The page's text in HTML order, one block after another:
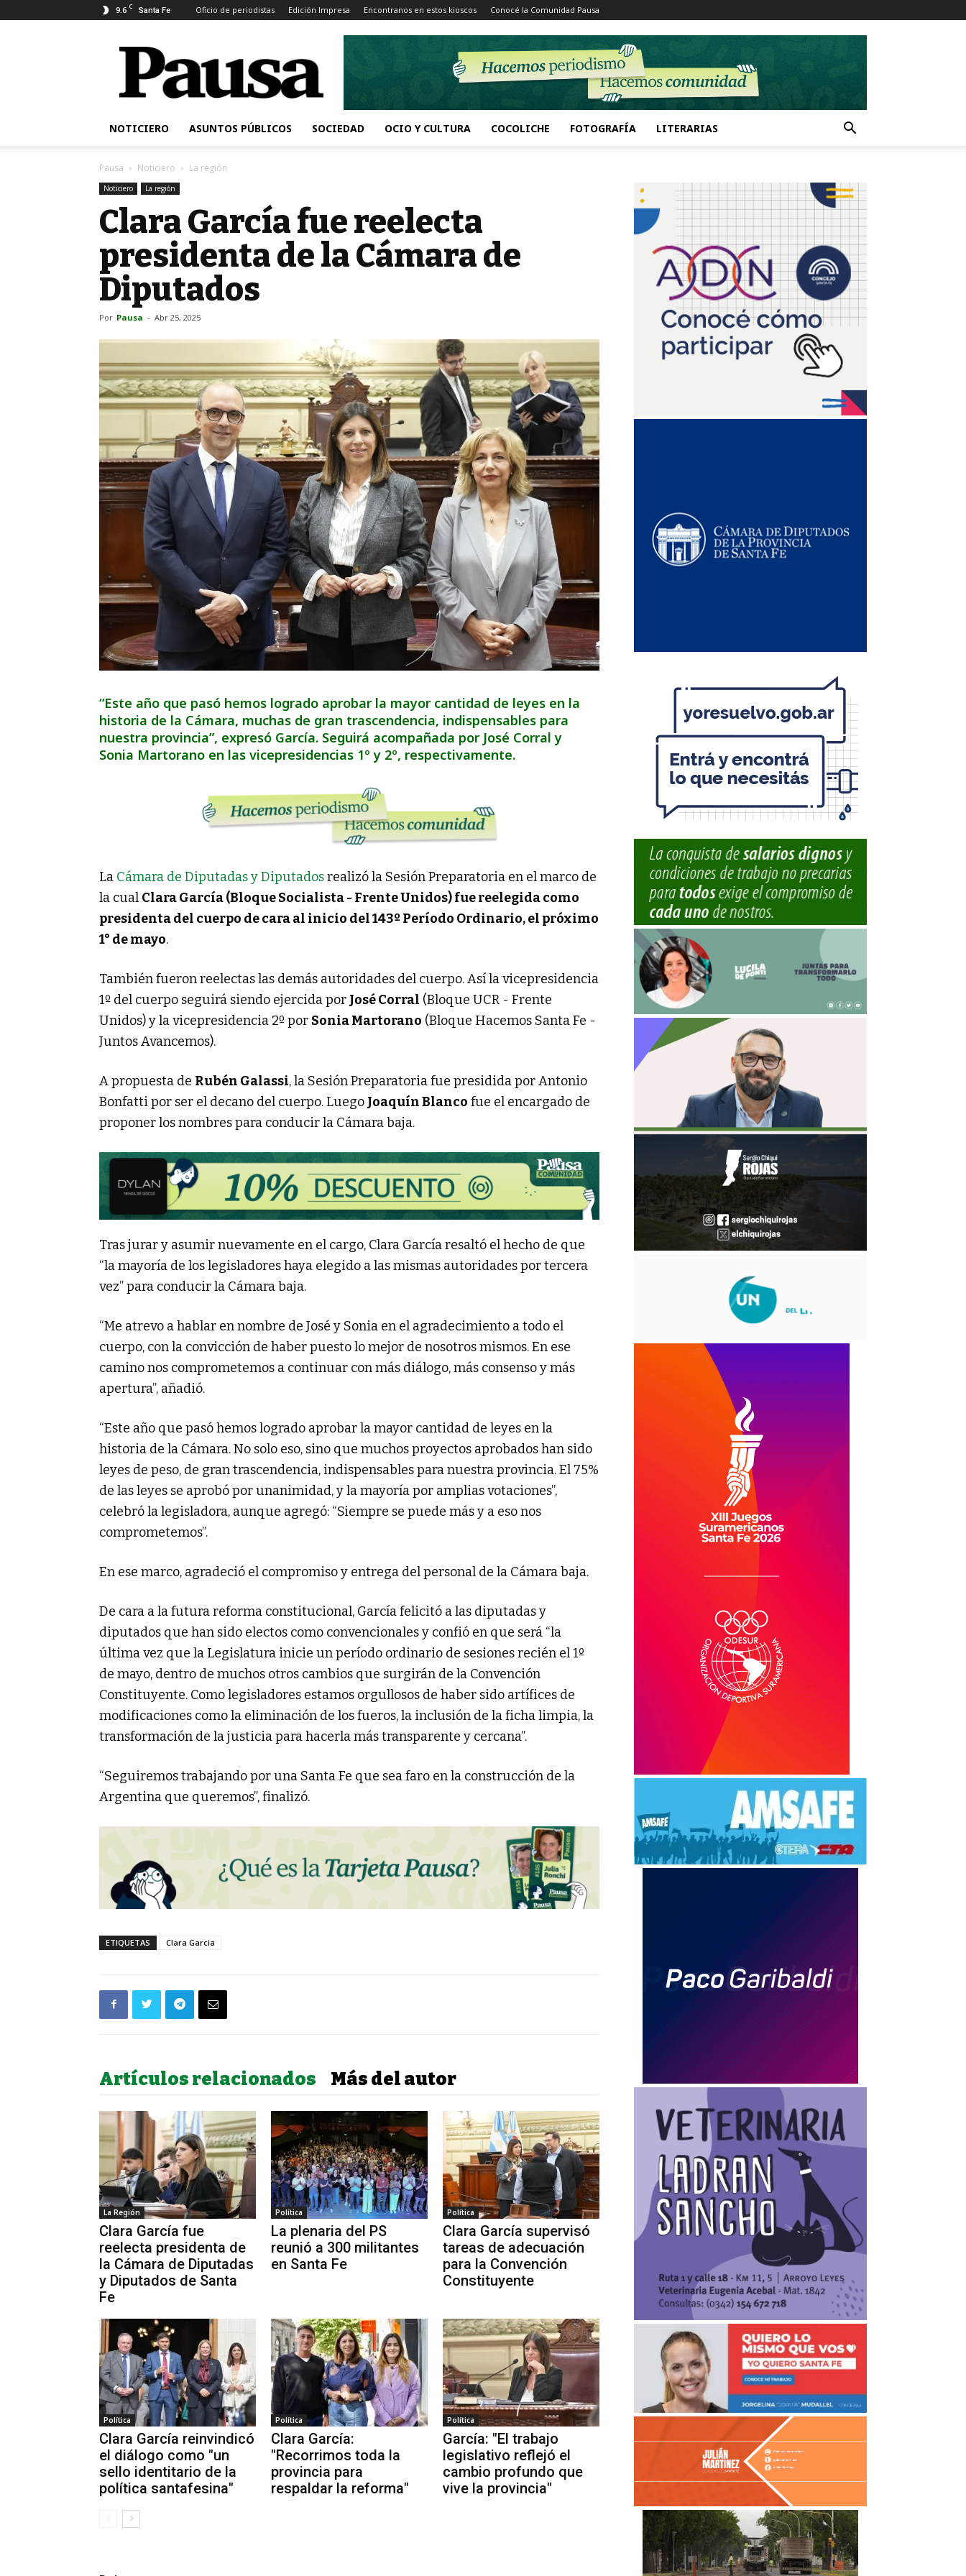
9.6 C Santa Fe Oficio de periodistas Edición Impresa Encontranos en estos kioscos Conocé la Comunidad Pausa
Pausa
NOTICIERO ASUNTOS PÚBLICOS SOCIEDAD OCIO Y CULTURA COCOLICHE FOTOGRAFÍA LITERARIAS
Pausa Noticiero La región
Noticiero La región
Clara García fue reelecta
presidenta de la Cámara de
Diputados
Por Pausa - Abr 25, 2025
“Este año que pasó hemos logrado aprobar la mayor cantidad de leyes en la
historia de la Cámara, muchas de gran trascendencia, indispensables para
nuestra provincia”, expresó García. Seguirá acompañada por José Corral y
Sonia Martorano en las vicepresidencias 1º y 2º, respectivamente.
La Cámara de Diputadas y Diputadosrealizó la Sesión Preparatoria en el marco de
la cual Clara García (Bloque Socialista - Frente Unidos) fue reelegida como
presidenta del cuerpo de cara al inicio del 143º Período Ordinario, el próximo
1° de mayo.
También fueron reelectas las demás autoridades del cuerpo. Así la vicepresidencia
1º del cuerpo seguirá siendo ejercida por José Corral (Bloque UCR - Frente
Unidos) y la vicepresidencia 2º por Sonia Martorano (Bloque Hacemos Santa Fe -
Juntos Avancemos).
A propuesta de Rubén Galassi, la Sesión Preparatoria fue presidida por Antonio
Bonfatti por ser el decano del cuerpo. Luego Joaquín Blanco fue el encargado de
proponer los nombres para conducir la Cámara baja.
Tras jurar y asumir nuevamente en el cargo, Clara García resaltó el hecho de que
“la mayoría de los legisladores haya elegido a las mismas autoridades por tercera
vez” para conducir la Cámara baja.
“Me atrevo a hablar en nombre de José y Sonia en el agradecimiento a todo el
cuerpo, con la convicción de haber puesto lo mejor de nosotros mismos. En ese
camino nos comprometemos a continuar con más diálogo, más consenso y más
apertura”, añadió.
“Este año que pasó hemos logrado aprobar la mayor cantidad de leyes en la
historia de la Cámara. No solo eso, sino que muchos proyectos aprobados han sido
leyes de peso, de gran trascendencia, indispensables para nuestra provincia. El 75%
de las leyes se aprobó por unanimidad, y la mayoría por amplias votaciones”,
celebró la legisladora, aunque agregó: “Siempre se puede más y a eso nos
comprometemos”.
En ese marco, agradeció el compromiso y entrega del personal de la Cámara baja.
De cara a la futura reforma constitucional, García felicitó a las diputadas y
diputados que han sido electos como convencionales y confió en que será “la
última vez que la Legislatura inicie un período ordinario de sesiones recién el 1º
de mayo, dentro de muchos otros cambios que surgirán de la Convención
Constituyente. Como legisladores estamos orgullosos de haber sido artífices de
modificaciones como la eliminación de los fueros, la inclusión de la ficha limpia, la
transformación de la justicia para hacerla más transparente y cercana”.
“Seguiremos trabajando por una Santa Fe que sea faro en la construcción de la
Argentina que queremos”, finalizó.
ETIQUETAS Clara Garcia
Artículos relacionados Más del autor
La Región
Clara García fue
reelecta presidenta de
la Cámara de Diputadas
y Diputados de Santa
Fe
Política
La plenaria del PS
reunió a 300 militantes
en Santa Fe
Política
Clara García supervisó
tareas de adecuación
para la Convención
Constituyente
Política
Clara García reinvindicó
el diálogo como "un
sello identitario de la
política santafesina"
Política
Clara García:
"Recorrimos toda la
provincia para
respaldar la reforma"
Política
García: "El trabajo
legislativo reflejó el
cambio profundo que
vive la provincia"